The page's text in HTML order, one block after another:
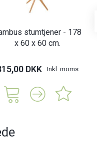
stumtjener - 178
x 60 x 60 cm.
DKK Inkl. moms